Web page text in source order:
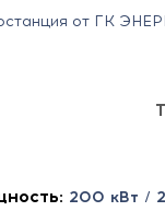
от ГК
200 кВт /